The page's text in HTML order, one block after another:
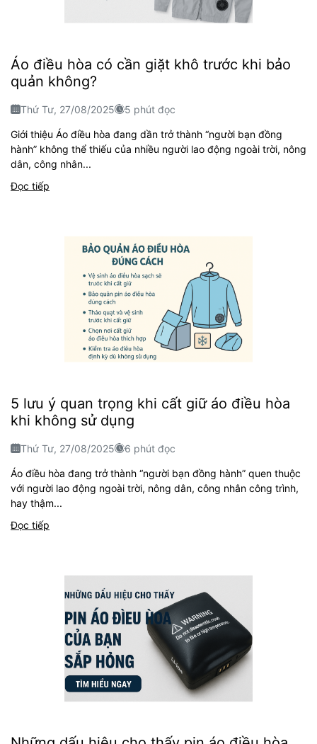
Áo điều hòa có cần giặt khô trước khi bảo
quản không?
Thứ Tư, 27/08/2025 5 phút đọc
Giới thiệu Áo điều hòa đang dần trở thành “người bạn đồng
hành” không thể thiếu của nhiều người lao động ngoài trời, nông
dân, công nhân...
Đọc tiếp
5 lưu ý quan trọng khi cất giữ áo điều hòa
khi không sử dụng
Thứ Tư, 27/08/2025 6 phút đọc
Áo điều hòa đang trở thành “người bạn đồng hành” quen thuộc
với người lao động ngoài trời, nông dân, công nhân công trình,
hay thậm...
Đọc tiếp